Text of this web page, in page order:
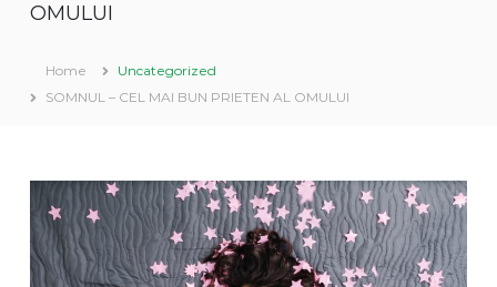
v
i
u
a
i
n
a
OMULUI
Home
Uncategorized
SOMNUL – CEL MAI BUN PRIETEN AL OMULUI